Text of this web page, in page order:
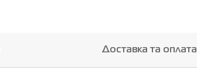
Доставка та оплата